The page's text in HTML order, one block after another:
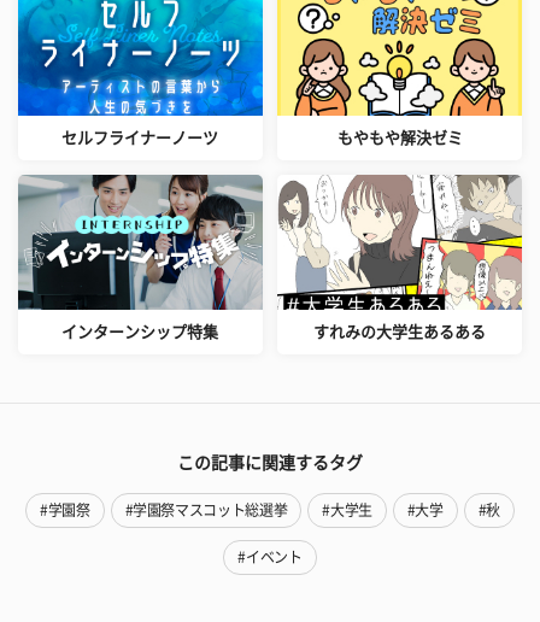
セルフライナーノーツ もやもや解決ゼミ
インターンシップ特集 すれみの大学生あるある
この記事に関連するタグ
#学園祭 #学園祭マスコット総選挙 #大学生 #大学 #秋
#イベント